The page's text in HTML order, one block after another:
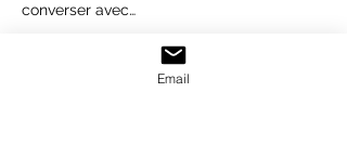
converser avec…
Email